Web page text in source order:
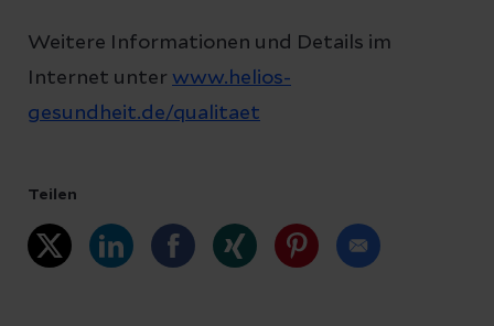
Weitere Informationen und Details im
Internet unter www.helios-
gesundheit.de/qualitaet
Teilen